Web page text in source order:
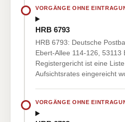
VORGÄNGE OHNE
HRB 6793
HRB 6793: Deutsche
Ebert-Allee 114-126, 53113
Registergericht ist eine
Aufsichtsrates eingereicht
VORGÄNGE OHNE